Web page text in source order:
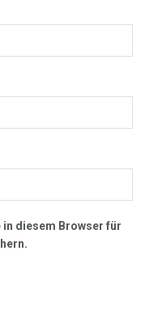
in diesem Browser für